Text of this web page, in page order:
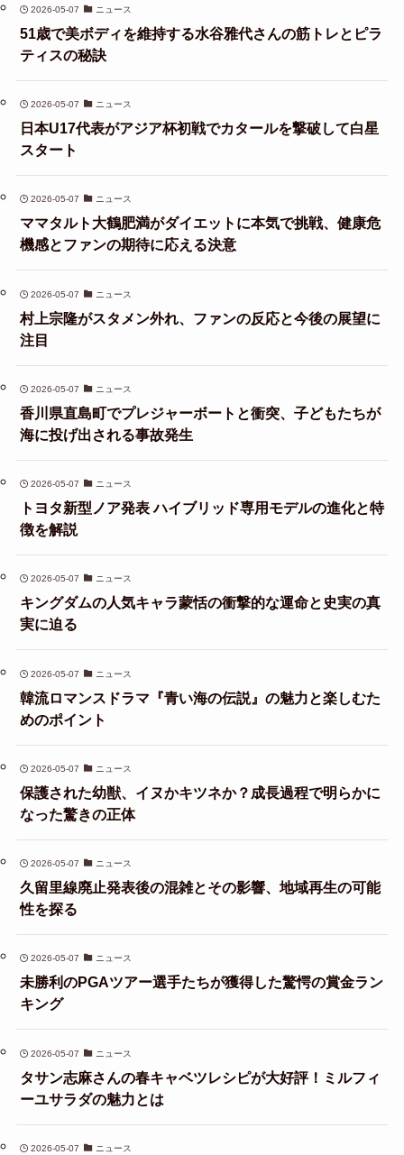
2026-05-07 ニュース
51歳で美ボディを維持する水谷雅代さんの筋トレとピラ
ティスの秘訣
2026-05-07 ニュース
日本U17代表がアジア杯初戦でカタールを撃破して白星
スタート
2026-05-07 ニュース
ママタルト大鶴肥満がダイエットに本気で挑戦、健康危
機感とファンの期待に応える決意
2026-05-07 ニュース
村上宗隆がスタメン外れ、ファンの反応と今後の展望に
注目
2026-05-07 ニュース
香川県直島町でプレジャーボートと衝突、子どもたちが
海に投げ出される事故発生
2026-05-07 ニュース
トヨタ新型ノア発表 ハイブリッド専用モデルの進化と特
徴を解説
2026-05-07 ニュース
キングダムの人気キャラ蒙恬の衝撃的な運命と史実の真
実に迫る
2026-05-07 ニュース
韓流ロマンスドラマ『青い海の伝説』の魅力と楽しむた
めのポイント
2026-05-07 ニュース
保護された幼獣、イヌかキツネか？成長過程で明らかに
なった驚きの正体
2026-05-07 ニュース
久留里線廃止発表後の混雑とその影響、地域再生の可能
性を探る
2026-05-07 ニュース
未勝利のPGAツアー選手たちが獲得した驚愕の賞金ラン
キング
2026-05-07 ニュース
タサン志麻さんの春キャベツレシピが大好評！ミルフィ
ーユサラダの魅力とは
2026-05-07 ニュース